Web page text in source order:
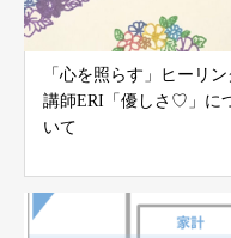
「心を照らす」ヒーリン
講師ERI「優しさ♡」に
いて